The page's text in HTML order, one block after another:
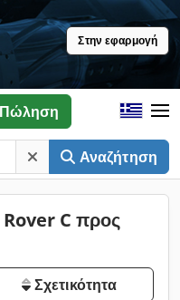
Στην εφαρμογή
Αναζήτηση
Πώληση
Rover C προς
Σχετικότητα